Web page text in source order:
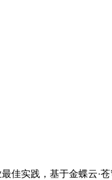
实践，基于金蝶云·